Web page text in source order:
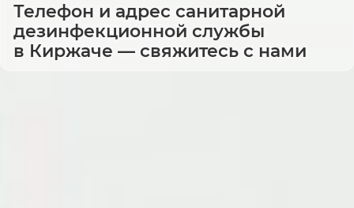
Телефон и адрес санитарной
дезинфекционной службы
в Киржаче — свяжитесь с нами